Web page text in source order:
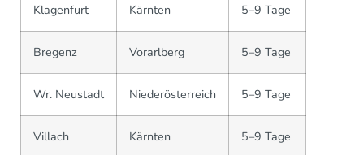
Klagenfurt Kärnten 5–9 Tage
Bregenz Vorarlberg 5–9 Tage
Wr. Neustadt Niederösterreich 5–9 Tage
Villach Kärnten 5–9 Tage